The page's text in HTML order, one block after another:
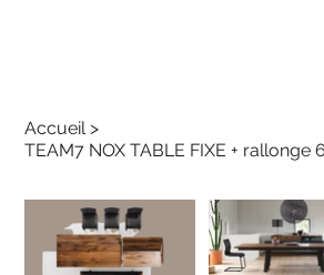
Accueil >
TEAM7 NOX TABLE FIXE +